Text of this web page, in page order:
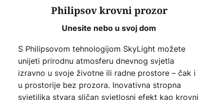
Philipsov krovni prozor
Unesite nebo u svoj dom
S Philipsovom tehnologijom SkyLight možete
unijeti prirodnu atmosferu dnevnog svjetla
izravno u svoje životne ili radne prostore – čak i
u prostorije bez prozora. Inovativna stropna
svjetiljka stvara sličan svjetlosni efekt kao krovni